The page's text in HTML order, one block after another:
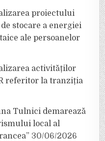
proiectului
stocare a energiei
ale persoanelor
activităților
referitor la tranziția
Tulnici demarează
local al
30/06/2026